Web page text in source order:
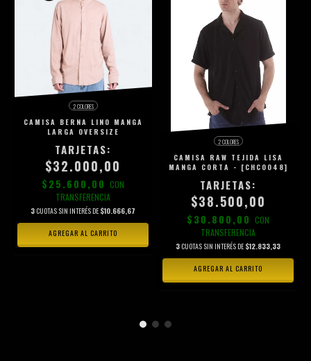
2 COLORES
CAMISA BERNA LINO MANGA
LARGA OVERSIZE
$32.000,00
$25.600,00 CON
TRANSFERENCIA
3CUOTAS SIN INTERÉS DE $10.666,67
AGREGAR AL CARRITO
2 COLORES
CAMISA RAW TEJIDA LISA
MANGA CORTA - [CHC0048]
$38.500,00
$30.800,00 CON
TRANSFERENCIA
3CUOTAS SIN INTERÉS DE $12.833,33
AGREGAR AL CARRITO